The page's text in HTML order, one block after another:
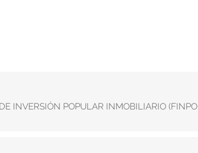
INVERSIÓN POPULAR INMOBILIARIO (FINPO